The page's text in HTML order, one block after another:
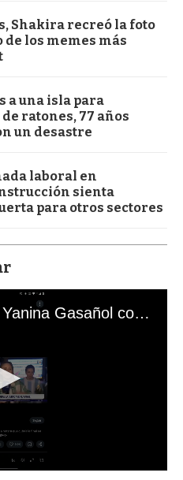
Shakira recreó la foto
de los memes más
a una isla para
ratones, 77 años
un desastre
laboral en
sienta
para otros sectores
El mal momento de Yanina Gasañol con un hincha argentino en "Subrayado"